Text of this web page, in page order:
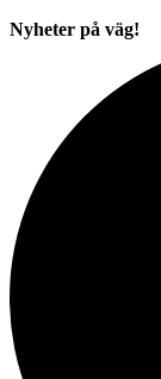
Nyheter på väg!